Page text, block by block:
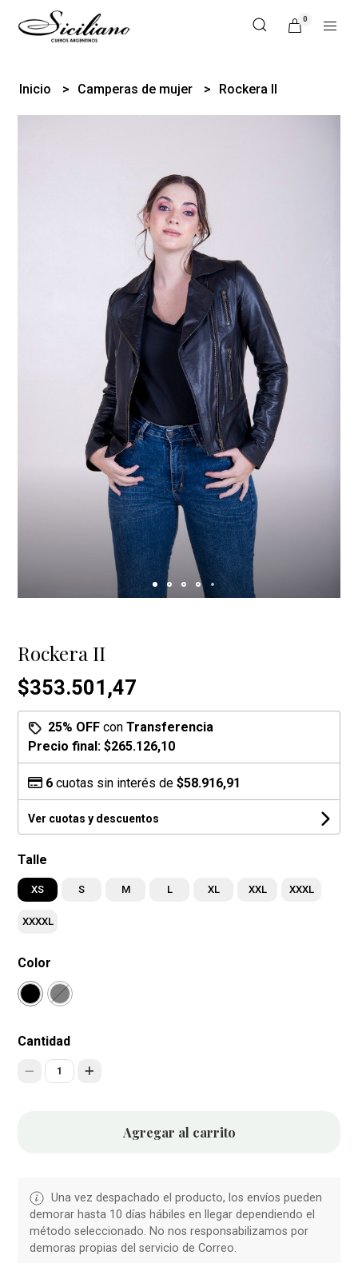
0
Inicio Camperas de mujer Rockera II
Rockera II
$353.501,47
25% OFF conTransferencia
Precio final:$265.126,10
6 cuotas sin interés de$58.916,91
Ver cuotas y descuentos
Talle
XS S M L XL XXL XXXL
XXXXL
Color
Cantidad
1
Agregar al carrito
Una vez despachado el producto, los envíos pueden
demorar hasta 10 días hábiles en llegar dependiendo el
método seleccionado. No nos responsabilizamos por
demoras propias del servicio de Correo.